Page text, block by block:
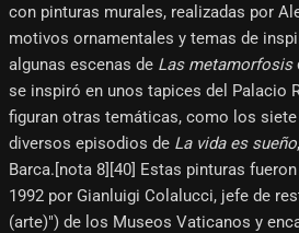
con pinturas murales, realizadas por
motivos ornamentales y temas de
algunas escenas de Las metamorfosis
se inspiró en unos tapices del Palacio
figuran otras temáticas, como los
diversos episodios de La vida es sueño
Barca.[nota 8]​[40]​ Estas pinturas
1992 por Gianluigi Colalucci, jefe de
(arte)") de los Museos Vaticanos y